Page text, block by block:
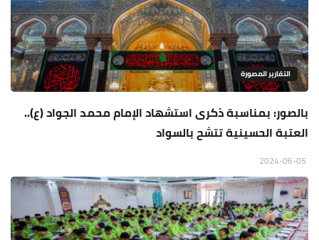
التقارير المصورة
بالصور: بمناسبة ذكرى استشهاد الإمام محمد الجواد (ع)..
العتبة الحسينية تتشح بالسواد